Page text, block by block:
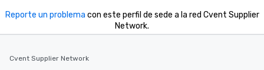
Reporte un problema con este perfil de sede a la red Cvent Supplier
Network.
Cvent Supplier Network